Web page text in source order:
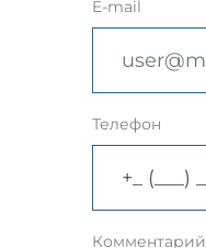
E-mail
Телефон
Комментарий